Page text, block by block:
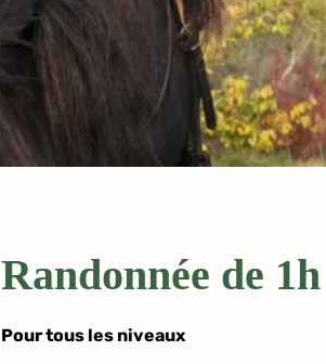
Randonnée de 1h
Pour tous les niveaux